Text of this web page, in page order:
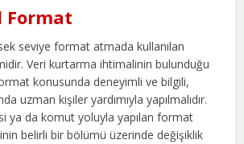
Format
seviye format atmada kullanılan
Veri kurtarma ihtimalinin bulunduğu
konusunda deneyimli ve bilgili,
uzman kişiler yardımıyla yapılmalıdır.
ya da komut yoluyla yapılan format
belirli bir bölümü üzerinde değişiklik